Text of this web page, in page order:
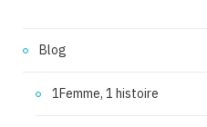
Blog
1Femme, 1 histoire